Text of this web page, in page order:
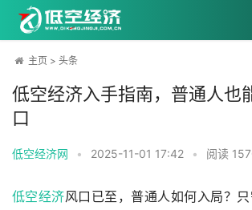
主页 > 头条
低空经济入手指南，普通人也
口
低空经济网 • 2025-11-01 17:42 • 阅读
低空经济风口已至，普通人如何入局？